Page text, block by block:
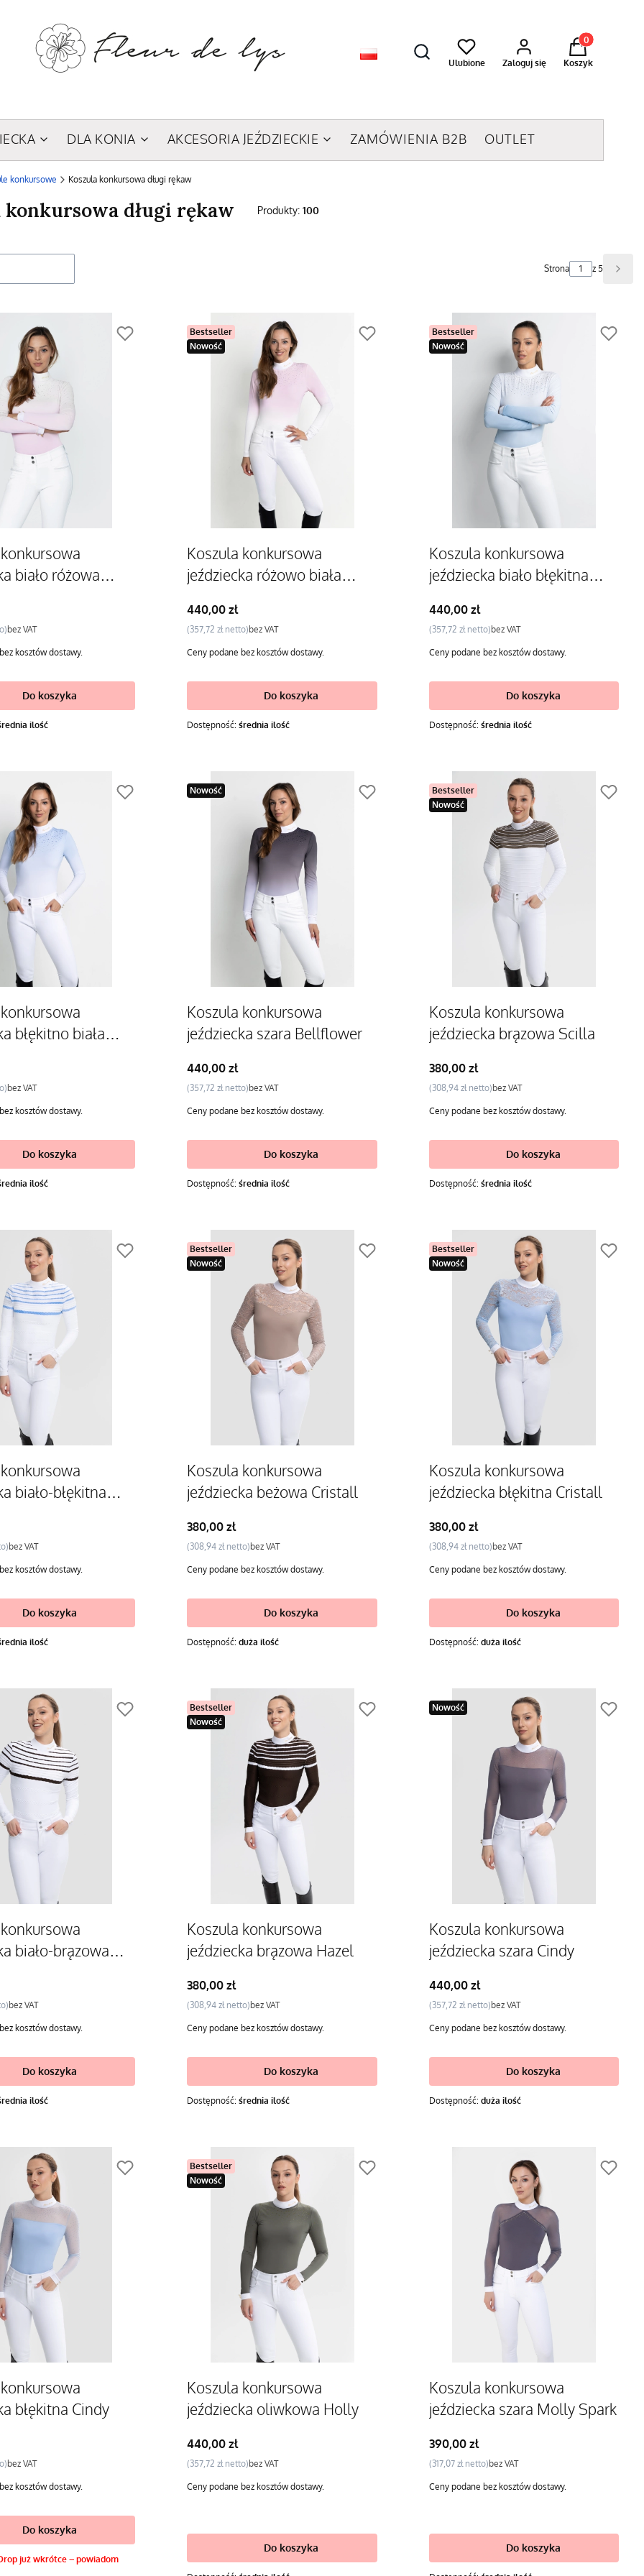
Ulubione Zaloguj się
Produkty w
Koszyk
DLA KONIA AKCESORIA JEŹDZIECKIE ZAMÓWIENIA B2B OUTLET
konkursowe Koszula konkursowa długi rękaw
konkursowa długi rękaw Produkty: 100
Strona z 5
biało różowa
bez VAT
kosztów dostawy.
Do koszyka
ilość
Bestseller
Nowość
Koszula konkursowa
jeździecka różowo biała
Cena
440,00 zł
Cena
357,72 zł bez VAT
Ceny podane bez kosztów dostawy.
Do koszyka
Dostępność: średnia ilość
Bestseller
Nowość
Koszula konkursowa
jeździecka biało błękitna
Cena
440,00 zł
Cena
357,72 zł bez VAT
Ceny podane bez kosztów dostawy.
Do koszyka
Dostępność: średnia ilość
błękitno biała
bez VAT
kosztów dostawy.
Do koszyka
ilość
Nowość
Koszula konkursowa
jeździecka szara Bellflower
Cena
440,00 zł
Cena
357,72 zł bez VAT
Ceny podane bez kosztów dostawy.
Do koszyka
Dostępność: średnia ilość
Bestseller
Nowość
Koszula konkursowa
jeździecka brązowa Scilla
Cena
380,00 zł
Cena
308,94 zł bez VAT
Ceny podane bez kosztów dostawy.
Do koszyka
Dostępność: średnia ilość
biało-błękitna
bez VAT
kosztów dostawy.
Do koszyka
ilość
Bestseller
Nowość
Koszula konkursowa
jeździecka beżowa Cristall
Cena
380,00 zł
Cena
308,94 zł bez VAT
Ceny podane bez kosztów dostawy.
Do koszyka
Dostępność: duża ilość
Bestseller
Nowość
Koszula konkursowa
jeździecka błękitna Cristall
Cena
380,00 zł
Cena
308,94 zł bez VAT
Ceny podane bez kosztów dostawy.
Do koszyka
Dostępność: duża ilość
biało-brązowa
bez VAT
kosztów dostawy.
Do koszyka
ilość
Bestseller
Nowość
Koszula konkursowa
jeździecka brązowa Hazel
Cena
380,00 zł
Cena
308,94 zł bez VAT
Ceny podane bez kosztów dostawy.
Do koszyka
Dostępność: średnia ilość
Nowość
Koszula konkursowa
jeździecka szara Cindy
Cena
440,00 zł
Cena
357,72 zł bez VAT
Ceny podane bez kosztów dostawy.
Do koszyka
Dostępność: duża ilość
błękitna Cindy
bez VAT
kosztów dostawy.
Do koszyka
już wkrótce – powiadom
Bestseller
Nowość
Koszula konkursowa
jeździecka oliwkowa Holly
Cena
440,00 zł
Cena
357,72 zł bez VAT
Ceny podane bez kosztów dostawy.
Do koszyka
Koszula konkursowa
jeździecka szara Molly Spark
Cena
390,00 zł
Cena
317,07 zł bez VAT
Ceny podane bez kosztów dostawy.
Do koszyka